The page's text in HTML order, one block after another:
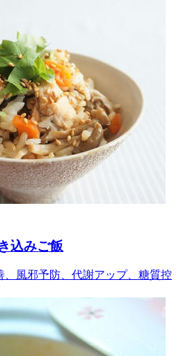
込みご飯
、風邪予防、代謝アップ、糖質控